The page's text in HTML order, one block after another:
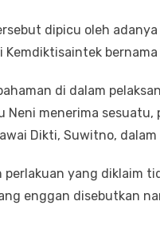
dipicu oleh
Kemdiktisaintek
di dalam
Neni menerima
Dikti, Suwitno,
yang diklaim
enggan disebutkan